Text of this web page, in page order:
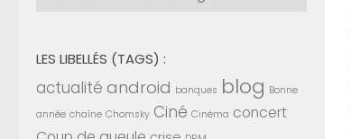
LES LIBELLÉS (TAGS) :
actualité android banques blog Bonne
année chaîne Chomsky Ciné Cinéma concert